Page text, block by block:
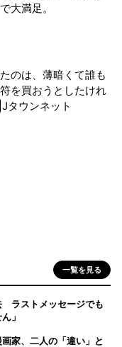
大満足。
のは、薄暗くて誰も
を買おうとしたけれ
タウンネット
一覧を見る
ラストメッセージでも
」
家、二人の「違い」と